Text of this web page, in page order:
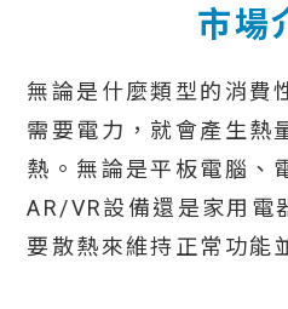
市場
無論是什麼類型的消費
需要電力，就會產生熱
熱。無論是平板電腦、
AR/VR設備還是家用電
要散熱來維持正常功能